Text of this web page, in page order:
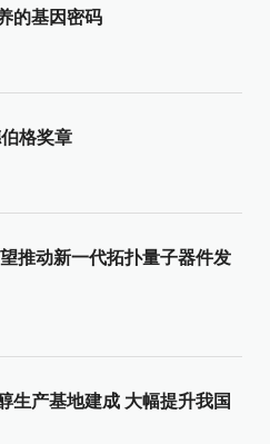
的基因密码
格奖章
推动新一代拓扑量子器件发
生产基地建成 大幅提升我国